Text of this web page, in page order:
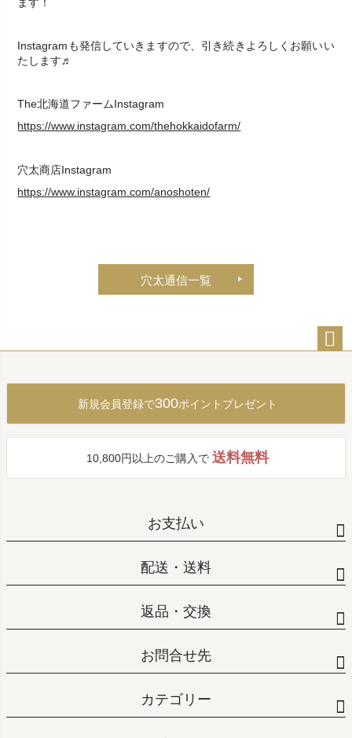
Instagramも発信していきますので、引き続きよろしくお願いい
たします♬
The北海道ファームInstagram
https://www.instagram.com/thehokkaidofarm/
穴太商店Instagram
https://www.instagram.com/anoshoten/
穴太通信一覧
新規会員登録で300ポイントプレゼント
10,800円以上のご購入で 送料無料
お支払い
配送・送料
返品・交換
お問合せ先
カテゴリー